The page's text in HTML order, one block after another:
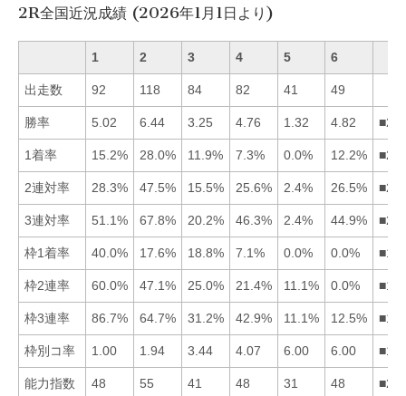
2R全国近況成績 (2026年1月1日より)
1 2 3 4 5 6
出走数 92 118 84 82 41 49
勝率 5.02 6.44 3.25 4.76 1.32 4.82
1着率 15.2% 28.0% 11.9% 7.3% 0.0% 12.2%
2連対率 28.3% 47.5% 15.5% 25.6% 2.4% 26.5%
3連対率 51.1% 67.8% 20.2% 46.3% 2.4% 44.9%
枠1着率 40.0% 17.6% 18.8% 7.1% 0.0% 0.0%
枠2連率 60.0% 47.1% 25.0% 21.4% 11.1% 0.0%
枠3連率 86.7% 64.7% 31.2% 42.9% 11.1% 12.5%
枠別コ率 1.00 1.94 3.44 4.07 6.00 6.00
能力指数 48 55 41 48 31 48